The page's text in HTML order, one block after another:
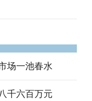
场一池春水
千六百万元